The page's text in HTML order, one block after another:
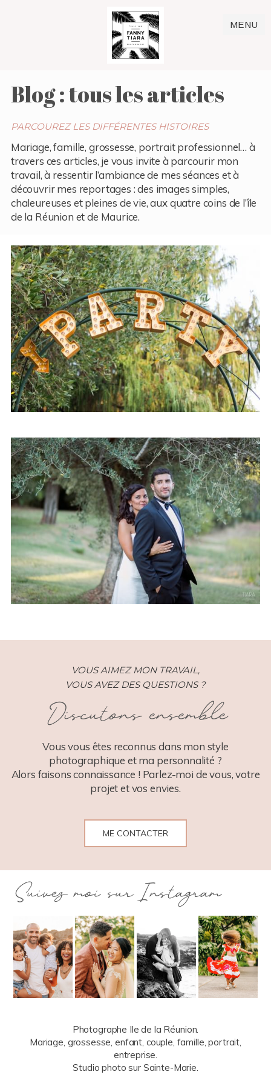
MENU
Blog : tous les articles
PARCOUREZ LES DIFFÉRENTES HISTOIRES
Mariage, famille, grossesse, portrait professionnel… à
travers ces articles, je vous invite à parcourir mon
travail, à ressentir l’ambiance de mes séances et à
découvrir mes reportages : des images simples,
chaleureuses et pleines de vie, aux quatre coins de l’île
de la Réunion et de Maurice.
Mariage – A + A – Alpes
maritimes (06)
Mariage – May et Nacim – Le
Canet des Maures (83)
VOUS AIMEZ MON TRAVAIL,
VOUS AVEZ DES QUESTIONS ?
Discutons ensemble
Vous vous êtes reconnus dans mon style
photographique et ma personnalité ?
Alors faisons connaissance ! Parlez-moi de vous, votre
projet et vos envies.
ME CONTACTER
Suivez moi sur Instagram
Photographe Ile de la Réunion.
Mariage, grossesse, enfant, couple, famille, portrait,
entreprise.
Studio photo sur Sainte-Marie.